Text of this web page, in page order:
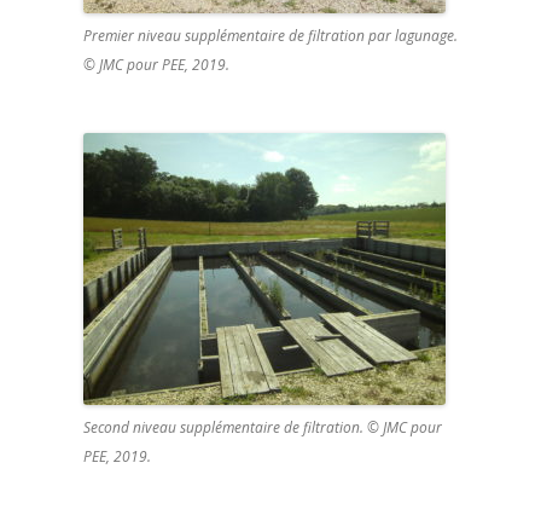
Premier niveau supplémentaire de filtration par lagunage.
© JMC pour PEE, 2019.
Second niveau supplémentaire de filtration. © JMC pour
PEE, 2019.